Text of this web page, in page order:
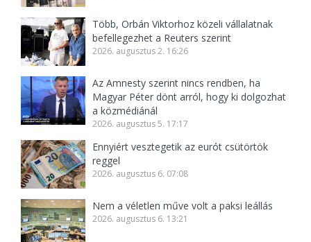
Több, Orbán Viktorhoz közeli vállalatnak
befellegezhet a Reuters szerint
2026. augusztus 2. 16:26
Az Amnesty szerint nincs rendben, ha
Magyar Péter dönt arról, hogy ki dolgozhat
a közmédiánál
2026. augusztus 5. 17:17
Ennyiért vesztegetik az eurót csütörtök
reggel
2026. augusztus 6. 07:08
Nem a véletlen műve volt a paksi leállás
2026. augusztus 6. 13:21